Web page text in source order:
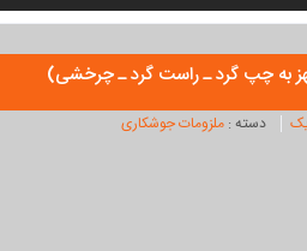
به چپ گرد ـ راست گرد ـ چرخشی)
دسته :ملزومات جوشکاری